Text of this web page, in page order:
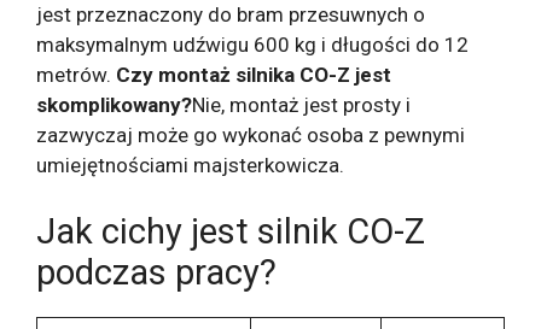
jest przeznaczony do bram przesuwnych o
maksymalnym udźwigu 600 kg i długości do 12
metrów. Czy montaż silnika CO-Z jest
skomplikowany?Nie, montaż jest prosty i
zazwyczaj może go wykonać osoba z pewnymi
umiejętnościami majsterkowicza.
Jak cichy jest silnik CO-Z
podczas pracy?